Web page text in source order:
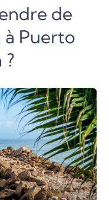
de
Puerto
?